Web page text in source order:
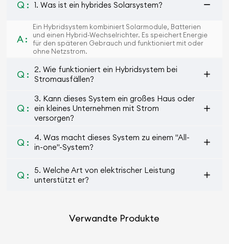
Q : 1. Was ist ein hybrides Solarsystem?
A :
Ein Hybridsystem kombiniert Solarmodule, Batterien
und einen Hybrid-Wechselrichter. Es speichert Energie
für den späteren Gebrauch und funktioniert mit oder
ohne Netzstrom.
Q :
2. Wie funktioniert ein Hybridsystem bei
Stromausfällen?
Q :
3. Kann dieses System ein großes Haus oder
ein kleines Unternehmen mit Strom
versorgen?
Q :
4. Was macht dieses System zu einem "All-
in-one"-System?
Q :
5. Welche Art von elektrischer Leistung
unterstützt er?
Verwandte Produkte